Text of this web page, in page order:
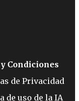
Condiciones
de Privacidad
de uso de la IA